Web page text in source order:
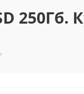
250Гб.